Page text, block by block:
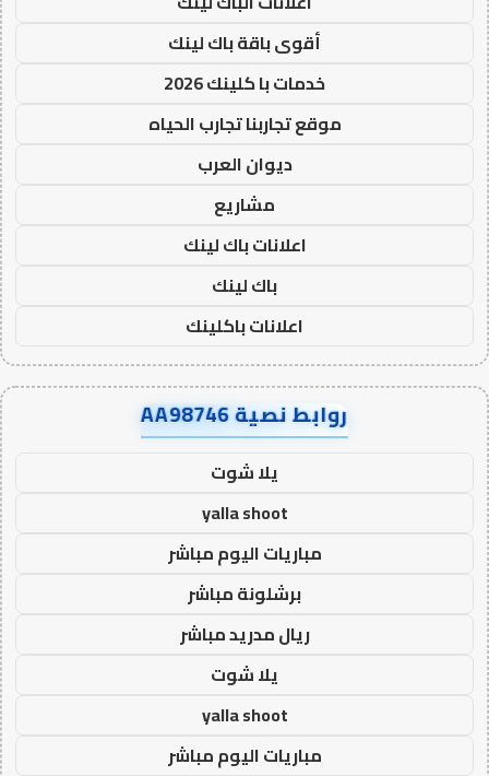
أقوى باقة باك لينك
خدمات با كلينك 2026
موقع تجاربنا تجارب الحياه
ديوان العرب
مشاريع
اعلانات باك لينك
باك لينك
اعلانات باكلينك
روابط نصية AA98746
يلا شوت
yalla shoot
مباريات اليوم مباشر
برشلونة مباشر
ريال مدريد مباشر
يلا شوت
yalla shoot
مباريات اليوم مباشر